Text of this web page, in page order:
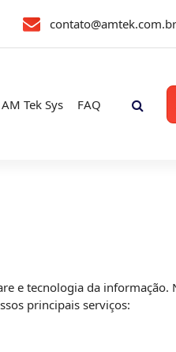
contato@amtek.com.br
AM Tek Sys FAQ
e tecnologia da informação.
principais serviços: